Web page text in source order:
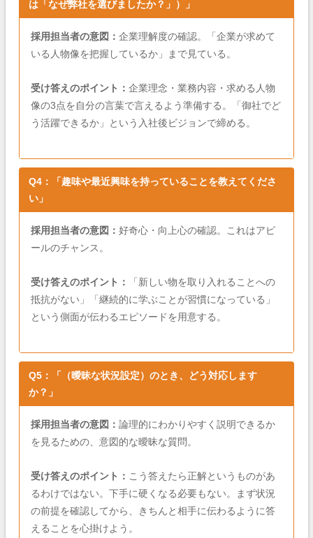
は「なぜ弊社を選びましたか？」）」
採用担当者の意図： 企業理解度の確認。「企業が求めて
いる人物像を把握しているか」まで見ている。
受け答えのポイント： 企業理念・業務内容・求める人物
像の3点を自分の言葉で言えるよう準備する。「御社でど
う活躍できるか」という入社後ビジョンで締める。
Q4：「趣味や最近興味を持っていることを教えてくださ
い」
採用担当者の意図： 好奇心・向上心の確認。これはアピ
ールのチャンス。
受け答えのポイント：
「新しい物を取り入れることへの
抵抗がない」「継続的に学ぶことが習慣になっている」
という側面が伝わるエピソードを用意する。
Q5：「（曖昧な状況設定）のとき、どう対応します
か？」
採用担当者の意図： 論理的にわかりやすく説明できるか
を見るための、意図的な曖昧な質問。
受け答えのポイント： こう答えたら正解というものがあ
るわけではない。下手に硬くなる必要もない。まず状況
の前提を確認してから、きちんと相手に伝わるように答
えることを心掛けよう。